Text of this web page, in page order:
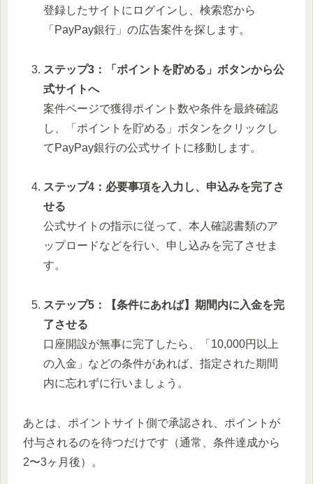
登録したサイトにログインし、検索窓から
「PayPay銀行」の広告案件を探します。
ステップ3：「ポイントを貯める」ボタンから公
式サイトへ
案件ページで獲得ポイント数や条件を最終確認
し、「ポイントを貯める」ボタンをクリックし
てPayPay銀行の公式サイトに移動します。
ステップ4：必要事項を入力し、申込みを完了さ
せる
公式サイトの指示に従って、本人確認書類のア
ップロードなどを行い、申し込みを完了させま
す。
ステップ5：【条件にあれば】期間内に入金を完
了させる
口座開設が無事に完了したら、「10,000円以上
の入金」などの条件があれば、指定された期間
内に忘れずに行いましょう。
あとは、ポイントサイト側で承認され、ポイントが
付与されるのを待つだけです（通常、条件達成から
2〜3ヶ月後）。